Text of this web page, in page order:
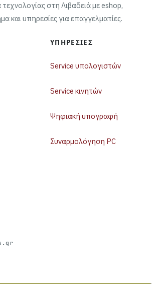
στη Λιβαδειά με eshop,
και υπηρεσίες για επαγγελματίες.
ΥΠΗΡΕΣΊΕΣ
Service υπολογιστών
Service κινητών
Ψηφιακή υπογραφή
Συναρμολόγηση PC